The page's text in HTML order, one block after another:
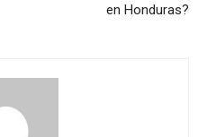
en Honduras?